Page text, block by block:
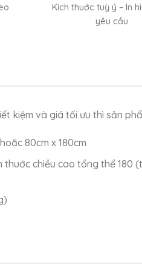
Kích thuớc tuỳ ý – In
yêu cầu
kiệm và giá tối ưu thì sản
80cm x 180cm
chiều cao tổng thể